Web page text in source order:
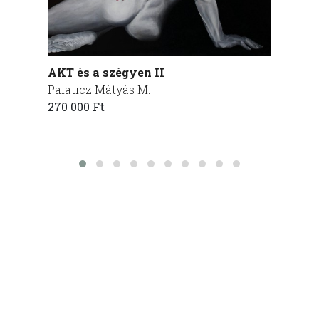
AKT és a szégyen II
Palaticz Mátyás M.
270 000 Ft